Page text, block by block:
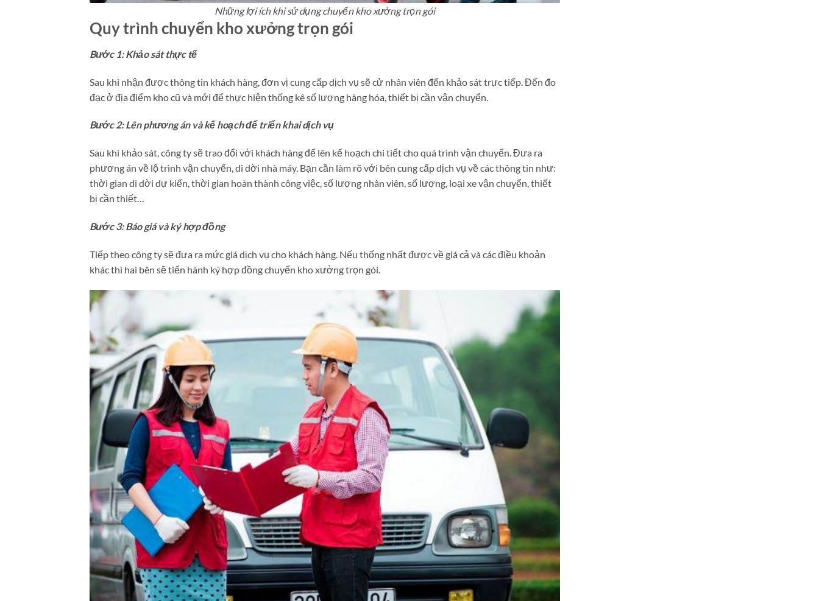
Những lợi ích khi sử dụng chuyển kho xưởng trọn gói
Quy trình chuyển kho xưởng trọn gói
Bước 1: Khảo sát thực tế
Sau khi nhận được thông tin khách hàng, đơn vị cung cấp dịch vụ sẽ cử nhân viên đến khảo sát trực tiếp. Đến đo
đạc ở địa điểm kho cũ và mới để thực hiện thống kê số lượng hàng hóa, thiết bị cần vận chuyển.
Bước 2: Lên phương án và kế hoạch để triển khai dịch vụ
Sau khi khảo sát, công ty sẽ trao đổi với khách hàng để lên kế hoạch chi tiết cho quá trình vận chuyển. Đưa ra
phương án về lộ trình vận chuyển, di dời nhà máy. Bạn cần làm rõ với bên cung cấp dịch vụ về các thông tin như:
thời gian di dời dự kiến, thời gian hoàn thành công việc, số lượng nhân viên, số lượng, loại xe vận chuyển, thiết
bị cần thiết…
Bước 3: Báo giá và ký hợp đồng
Tiếp theo công ty sẽ đưa ra mức giá dịch vụ cho khách hàng. Nếu thống nhất được về giá cả và các điều khoản
khác thì hai bên sẽ tiến hành ký hợp đồng chuyển kho xưởng trọn gói.